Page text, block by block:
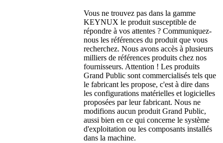
Vous ne trouvez pas dans la gamme
KEYNUX le produit susceptible de
répondre à vos attentes ? Communiquez-
nous les références du produit que vous
recherchez. Nous avons accès à plusieurs
milliers de références produits chez nos
fournisseurs. Attention ! Les produits
Grand Public sont commercialisés tels que
le fabricant les propose, c'est à dire dans
les configurations matérielles et logicielles
proposées par leur fabricant. Nous ne
modifions aucun produit Grand Public,
aussi bien en ce qui concerne le système
d'exploitation ou les composants installés
dans la machine.